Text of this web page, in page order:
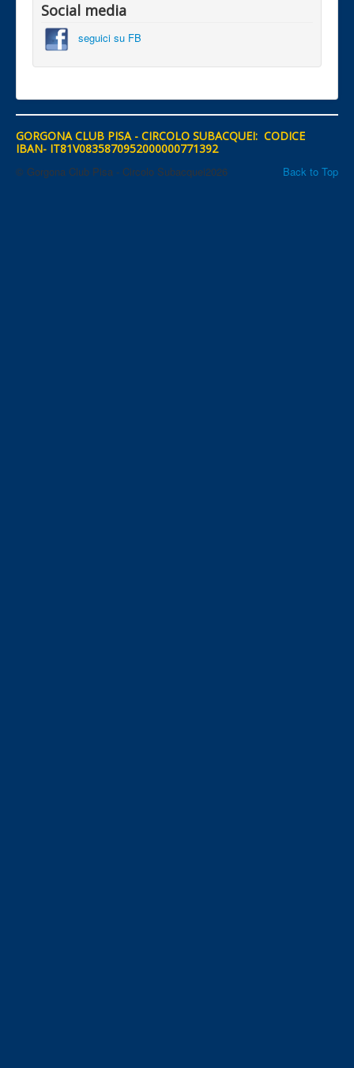
Social media
seguici su FB
GORGONA CLUB PISA - CIRCOLO SUBACQUEI: CODICE
IBAN- IT81V0835870952000000771392
Back to Top
© Gorgona Club Pisa - Circolo Subacquei2026